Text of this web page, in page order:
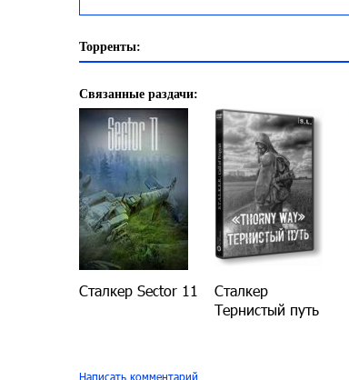
Торренты:
Связанные раздачи:
Сталкер Sector 11
Сталкер
Тернистый путь
Написать комментарий